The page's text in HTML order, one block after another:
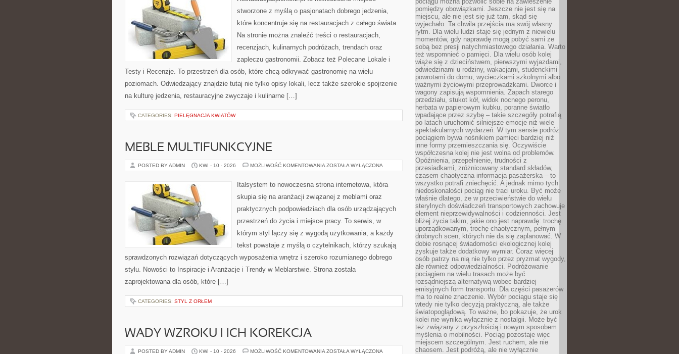
stworzone z myślą o pasjonatach dobrego jedzenia,
które koncentruje się na restauracjach z całego świata.
Na stronie można znaleźć treści o restauracjach,
recenzjach, kulinarnych podróżach, trendach oraz
zapleczu gastronomii. Zobacz też Polecane Lokale i
Testy i Recenzje. To przestrzeń dla osób, które chcą odkrywać gastronomię na wielu
poziomach. Odwiedzający znajdzie tutaj nie tylko opisy lokali, lecz także szerokie spojrzenie
na kulturę jedzenia, restauracyjne zwyczaje i kulinarne […]
CATEGORIES: PIELĘGNACJA KWIATÓW
MEBLE MULTIFUNKCYJNE
POSTED BY ADMIN KWI - 10 - 2026 MOŻLIWOŚĆ KOMENTOWANIA MEBLE
ZOSTAŁA WYŁĄCZONA
Italsystem to nowoczesna strona internetowa, która
skupia się na aranżacji związanej z meblami oraz
praktycznych podpowiedziach dla osób urządzających
przestrzeń do życia i miejsce pracy. To serwis, w
którym styl łączy się z wygodą użytkowania, a każdy
tekst powstaje z myślą o czytelnikach, którzy szukają
sprawdzonych rozwiązań dotyczących wyposażenia wnętrz i szeroko rozumianego dobrego
stylu. Nowości to Inspiracje i Aranżacje i Trendy w Meblarstwie. Strona została
zaprojektowana dla osób, które […]
CATEGORIES: STYL Z ORŁEM
WADY WZROKU I ICH KOREKCJA
POSTED BY ADMIN KWI - 10 - 2026 MOŻLIWOŚĆ KOMENTOWANIA WADY
ZOSTAŁA WYŁĄCZONA
pomiędzy obowiązkami. Jeszcze nie jest się na
miejscu, ale nie jest się już tam, skąd się
wyjechało. Ta chwila przejścia ma swój własny
rytm. Dla wielu ludzi staje się jednym z niewielu
momentów, gdy naprawdę mogą pobyć sami ze
sobą bez presji natychmiastowego działania. Warto
też wspomnieć o pamięci. Dla wielu osób kolej
wiąże się z dzieciństwem, pierwszymi wyjazdami,
odwiedzinami u rodziny, wakacjami, studenckimi
powrotami do domu, wycieczkami szkolnymi albo
ważnymi życiowymi przeprowadzkami. Dworce i
wagony zapisują wspomnienia. Zapach starego
przedziału, stukot kół, widok nocnego peronu,
herbata w papierowym kubku, poranne światło
wpadające przez szybę – takie szczegóły potrafią
po latach uruchomić silniejsze emocje niż wiele
spektakularnych wydarzeń. W tym sensie podróż
pociągiem bywa nośnikiem pamięci bardziej niż
inne formy przemieszczania się. Oczywiście
współczesna kolej nie jest wolna od problemów.
Opóźnienia, przepełnienie, trudności z
przesiadkami, zróżnicowany standard składów,
czasem chaotyczna informacja pasażerska – to
wszystko potrafi zniechęcić. A jednak mimo tych
niedoskonałości pociąg nie traci uroku. Być może
właśnie dlatego, że w przeciwieństwie do wielu
sterylnych doświadczeń transportowych zachowuje
element nieprzewidywalności i codzienności. Jest
bliżej życia takim, jakie ono jest naprawdę: trochę
uporządkowanym, trochę chaotycznym, pełnym
drobnych scen, których nie da się zaplanować. W
dobie rosnącej świadomości ekologicznej kolej
zyskuje także dodatkowy wymiar. Coraz więcej
osób patrzy na nią nie tylko przez pryzmat wygody,
ale również odpowiedzialności. Podróżowanie
pociągiem na wielu trasach może być
rozsądniejszą alternatywą wobec bardziej
emisyjnych form transportu. Dla części pasażerów
ma to realne znaczenie. Wybór pociągu staje się
wtedy nie tylko decyzją praktyczną, ale także
światopoglądową. To ważne, bo pokazuje, że urok
kolei nie wynika wyłącznie z nostalgii. Może być
też związany z przyszłością i nowym sposobem
myślenia o mobilności. Pociąg pozostaje więc
miejscem szczególnym. Jest ruchem, ale nie
chaosem. Jest podróżą, ale nie wyłącznie